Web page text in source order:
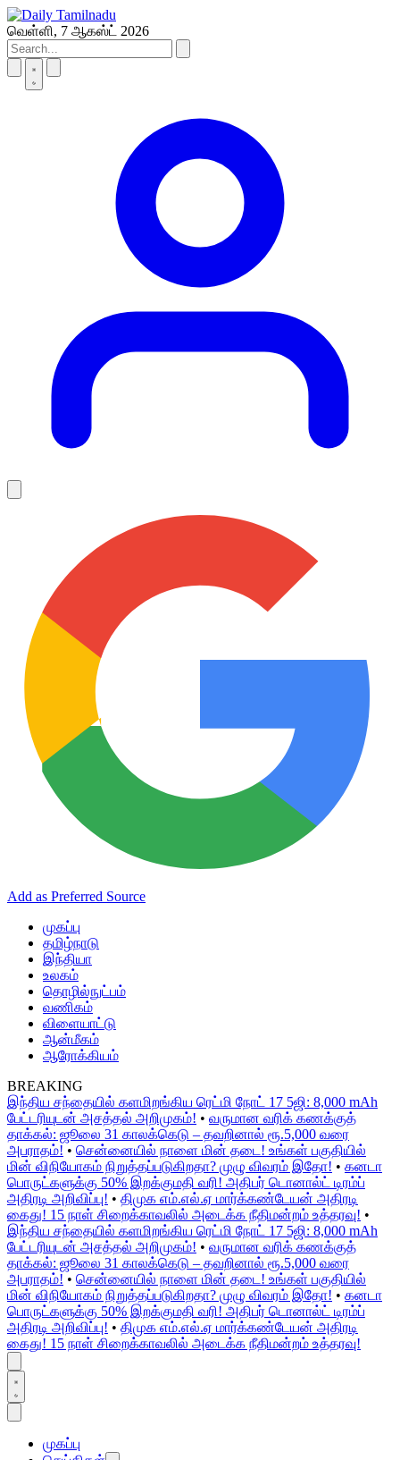
Skip
to
content
வெள்ளி, 7 ஆகஸ்ட் 2026
Add as Preferred Source
முகப்பு
தமிழ்நாடு
இந்தியா
உலகம்
தொழில்நுட்பம்
வணிகம்
விளையாட்டு
ஆன்மீகம்
ஆரோக்கியம்
BREAKING
இந்திய சந்தையில் களமிறங்கிய ரெட்மி நோட் 17 5ஜி: 8,000 mAh
பேட்டரியுடன் அசத்தல் அறிமுகம்! • வருமான வரிக் கணக்குத்
தாக்கல்: ஜூலை 31 காலக்கெடு – தவறினால் ரூ.5,000 வரை
அபராதம்! • சென்னையில் நாளை மின் தடை! உங்கள் பகுதியில்
மின் விநியோகம் நிறுத்தப்படுகிறதா? முழு விவரம் இதோ! • கனடா
பொருட்களுக்கு 50% இறக்குமதி வரி! அதிபர் டொனால்ட் டிரம்ப்
அதிரடி அறிவிப்பு! • திமுக எம்.எல்.ஏ மார்க்கண்டேயன் அதிரடி
கைது! 15 நாள் சிறைக்காவலில் அடைக்க நீதிமன்றம் உத்தரவு! •
இந்திய சந்தையில் களமிறங்கிய ரெட்மி நோட் 17 5ஜி: 8,000 mAh
பேட்டரியுடன் அசத்தல் அறிமுகம்! • வருமான வரிக் கணக்குத்
தாக்கல்: ஜூலை 31 காலக்கெடு – தவறினால் ரூ.5,000 வரை
அபராதம்! • சென்னையில் நாளை மின் தடை! உங்கள் பகுதியில்
மின் விநியோகம் நிறுத்தப்படுகிறதா? முழு விவரம் இதோ! • கனடா
பொருட்களுக்கு 50% இறக்குமதி வரி! அதிபர் டொனால்ட் டிரம்ப்
அதிரடி அறிவிப்பு! • திமுக எம்.எல்.ஏ மார்க்கண்டேயன் அதிரடி
கைது! 15 நாள் சிறைக்காவலில் அடைக்க நீதிமன்றம் உத்தரவு!
முகப்பு